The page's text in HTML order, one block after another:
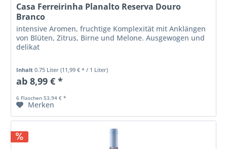
Casa Ferreirinha Planalto Reserva Douro
Branco
intensive Aromen, fruchtige Komplexität mit Anklängen
von Blüten, Zitrus, Birne und Melone. Ausgewogen und
delikat
Inhalt0.75 Liter(11,99 € * / 1 Liter)
ab 8,99 € *
6 Flaschen 53,94 € *
Merken